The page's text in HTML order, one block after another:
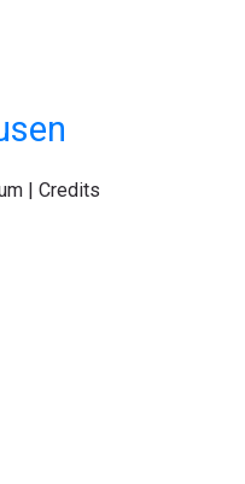
|Credits